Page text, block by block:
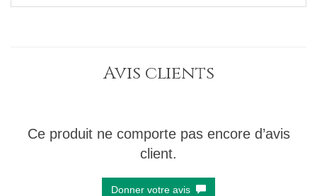
Avis clients
Ce produit ne comporte pas encore d’avis
client.
Donner votre avis